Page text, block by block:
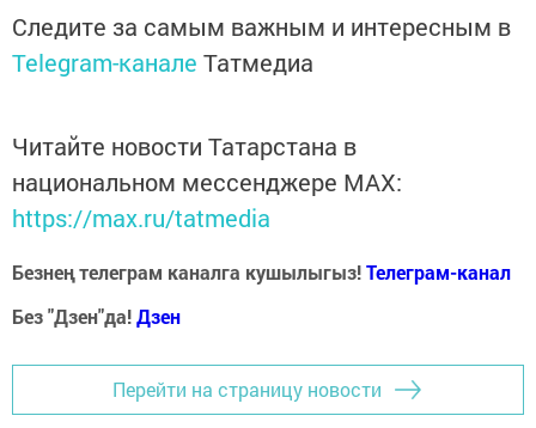
Следите за самым важным и интересным в
Telegram-канале Татмедиа
Читайте новости Татарстана в
национальном мессенджере MАХ:
https://max.ru/tatmedia
Безнең телеграм каналга кушылыгыз!Телеграм-канал
Без "Дзен"да!Дзен
Перейти на страницу новости